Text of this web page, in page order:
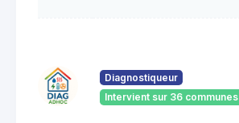
Diagnostiqueur
Intervient sur 36 communes